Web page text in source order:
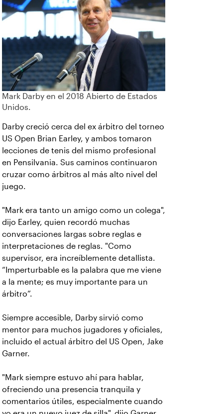
Mark Darby en el 2018 Abierto de Estados
Unidos.
Darby creció cerca del ex árbitro del torneo
US Open Brian Earley, y ambos tomaron
lecciones de tenis del mismo profesional
en Pensilvania. Sus caminos continuaron
cruzar como árbitros al más alto nivel del
juego.
"Mark era tanto un amigo como un colega",
dijo Earley, quien recordó muchas
conversaciones largas sobre reglas e
interpretaciones de reglas. "Como
supervisor, era increíblemente detallista.
“Imperturbable es la palabra que me viene
a la mente; es muy importante para un
árbitro”.
Siempre accesible, Darby sirvió como
mentor para muchos jugadores y oficiales,
incluido el actual árbitro del US Open, Jake
Garner.
"Mark siempre estuvo ahí para hablar,
ofreciendo una presencia tranquila y
comentarios útiles, especialmente cuando